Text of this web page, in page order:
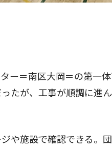
ー＝南区大岡＝の第一
たが、工事が順調に進
や施設で確認できる。